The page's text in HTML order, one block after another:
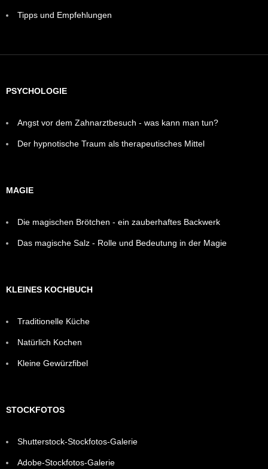
Tipps und Empfehlungen
PSYCHOLOGIE
Angst vor dem Zahnarztbesuch - was kann man tun?
Der hypnotische Traum als therapeutisches Mittel
MAGIE
Die magischen Brötchen - ein zauberhaftes Backwerk
Das magische Salz - Rolle und Bedeutung in der Magie
KLEINES KOCHBUCH
Traditionelle Küche
Natürlich Kochen
Kleine Gewürzfibel
STOCKFOTOS
Shutterstock-Stockfotos-Galerie
Adobe-Stockfotos-Galerie